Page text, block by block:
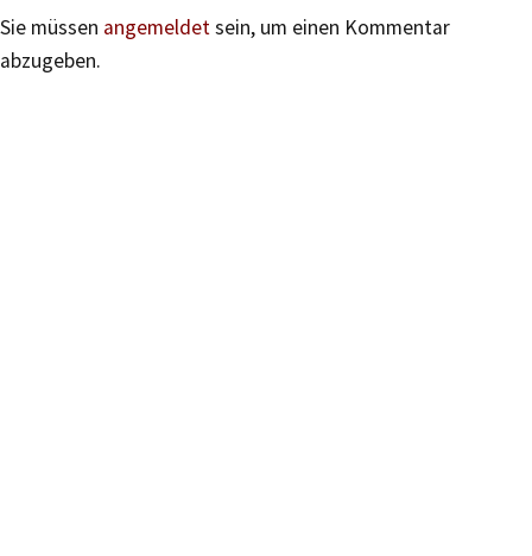
Sie müssen angemeldetsein, um einen Kommentar
abzugeben.